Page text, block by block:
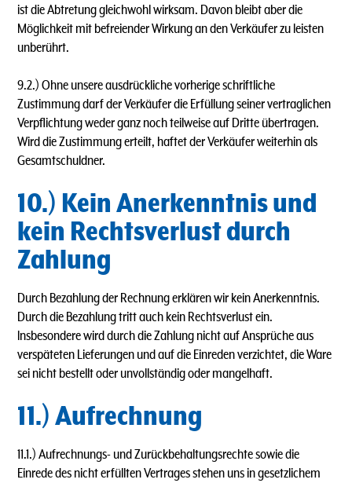
ist die Abtretung gleichwohl wirksam. Davon bleibt aber die
Möglichkeit mit befreiender Wirkung an den Verkäufer zu leisten
unberührt.
9.2.) Ohne unsere ausdrückliche vorherige schriftliche
Zustimmung darf der Verkäufer die Erfüllung seiner vertraglichen
Verpflichtung weder ganz noch teilweise auf Dritte übertragen.
Wird die Zustimmung erteilt, haftet der Verkäufer weiterhin als
Gesamtschuldner.
10.) Kein Anerkenntnis und
kein Rechtsverlust durch
Zahlung
Durch Bezahlung der Rechnung erklären wir kein Anerkenntnis.
Durch die Bezahlung tritt auch kein Rechtsverlust ein.
lnsbesondere wird durch die Zahlung nicht auf Ansprüche aus
verspäteten Lieferungen und auf die Einreden verzichtet, die Ware
sei nicht bestellt oder unvollständig oder mangelhaft.
11.) Aufrechnung
11.1.) Aufrechnungs- und Zurückbehaltungsrechte sowie die
Einrede des nicht erfüllten Vertrages stehen uns in gesetzlichem